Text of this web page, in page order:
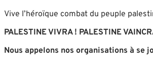
Vive l’héroïque combat du peuple
PALESTINE VIVRA ! PALESTINE
Nous appelons nos organisations à